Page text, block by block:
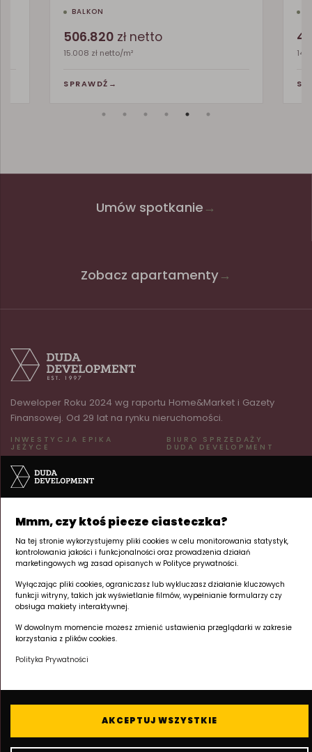
Mmm, czy ktoś piecze ciasteczka?
Na tej stronie wykorzystujemy pliki cookies w celu monitorowania statystyk,
kontrolowania jakości i funkcjonalności oraz prowadzenia działań
marketingowych wg zasad opisanych w Polityce prywatności.
Wyłączając pliki cookies, ograniczasz lub wykluczasz działanie kluczowych
funkcji witryny, takich jak wyświetlanie filmów, wypełnianie formularzy czy
obsługa makiety interaktywnej.
W dowolnym momencie możesz zmienić ustawienia przeglądarki w zakresie
korzystania z plików cookies.
Polityka Prywatności
AKCEPTUJ WSZYSTKIE
BALKON
506.820 zł netto
15.008 zł netto/m²
SPRAWDŹ →
Umów spotkanie →
Zobacz apartamenty→
Deweloper Roku 2024 wg raportu Home&Market i Gazety
Finansowej. Od 29 lat na rynku nieruchomości.
INWESTYCJA EPIKA
JEŻYCE
ul. Kraszewskiego 26
60-519 Poznań | Jeżyce
Tu powstaje Twój
apartament inwestycyjny.
BIURO SPRZEDAŻY
DUDA DEVELOPMENT
pn–pt 8:00–17:00
+48 605 258 888
NA SKRÓTY
Lokalizacja
Deweloper
Kontakt
© 2026 Duda Development · Epika Jeżyce Polityka prywatności / RODO